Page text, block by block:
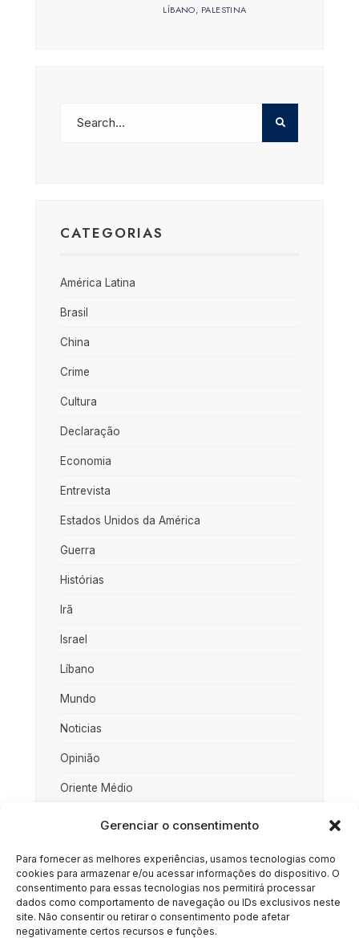
Gerenciar o consentimento
Para fornecer as melhores experiências, usamos tecnologias como
cookies para armazenar e/ou acessar informações do dispositivo. O
consentimento para essas tecnologias nos permitirá processar
dados como comportamento de navegação ou IDs exclusivos neste
site. Não consentir ou retirar o consentimento pode afetar
negativamente certos recursos e funções.
LÍBANO, PALESTINA
CATEGORIAS
América Latina
Brasil
China
Crime
Cultura
Declaração
Economia
Entrevista
Estados Unidos da América
Guerra
Histórias
Irã
Israel
Líbano
Mundo
Noticias
Opinião
Oriente Médio
Rússia
Sociedade